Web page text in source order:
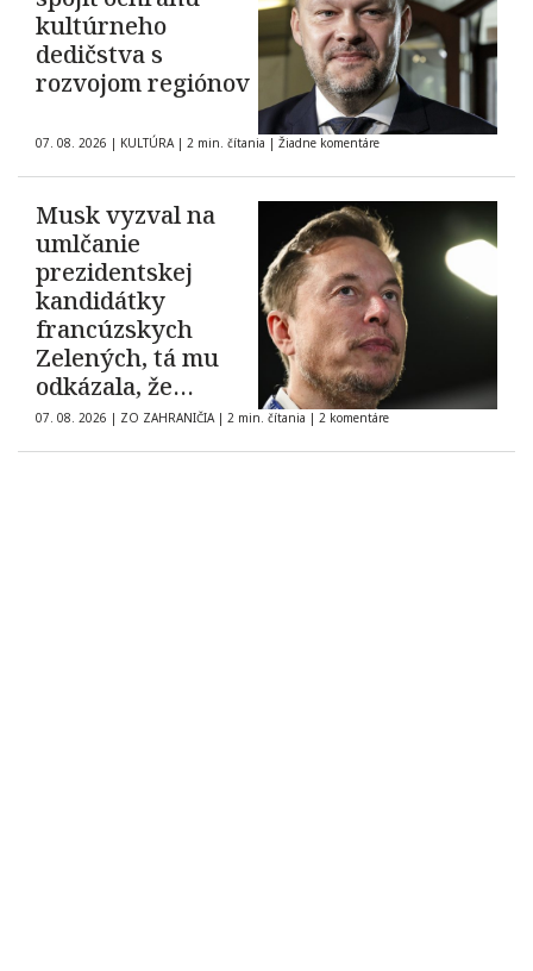
kultúrneho
dedičstva s
rozvojom regiónov
07. 08. 2026 | KULTÚRA | 2 min. čítania | Žiadne komentáre
Musk vyzval na
umlčanie
prezidentskej
kandidátky
francúzskych
Zelených, tá mu
odkázala, že
demokracia nie je
na predaj
07. 08. 2026 | ZO ZAHRANIČIA | 2 min. čítania | 2 komentáre